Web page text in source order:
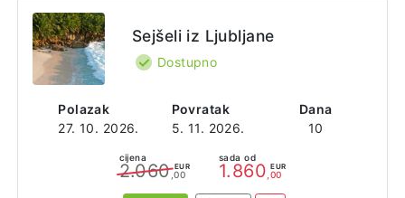
Polazak
27. 10. 2026.
Povratak
5. 11. 2026.
Dana
10
Sejšeli iz Ljubljane
Dostupno
cijena
2.060 EUR
,00
sada od
1.860 EUR
,00